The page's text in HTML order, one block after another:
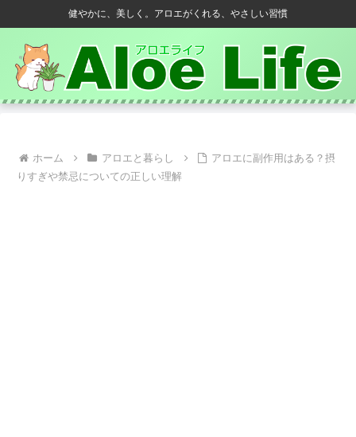
健やかに、美しく。アロエがくれる、やさしい習慣
ホーム アロエと暮らし
アロエに副作用はある？摂
りすぎや禁忌についての正しい理解